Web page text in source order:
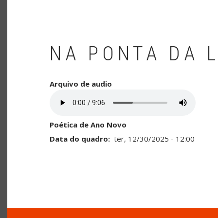
NA PONTA DA
Arquivo de audio
Poética de Ano Novo
Data do quadro
ter, 12/30/2025 - 12:00